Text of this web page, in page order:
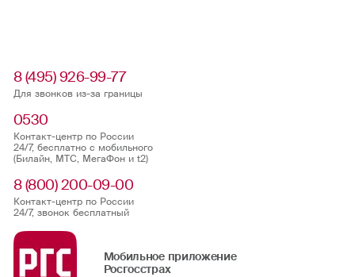
8 (495) 926-99-77
Для звонков из-за границы
0530
Контакт-центр по России
24/7, бесплатно с мобильного
(Билайн, МТС, МегаФон и t2)
8 (800) 200-09-00
Контакт-центр по России
24/7, звонок бесплатный
Мобильное приложение
Росгосстрах